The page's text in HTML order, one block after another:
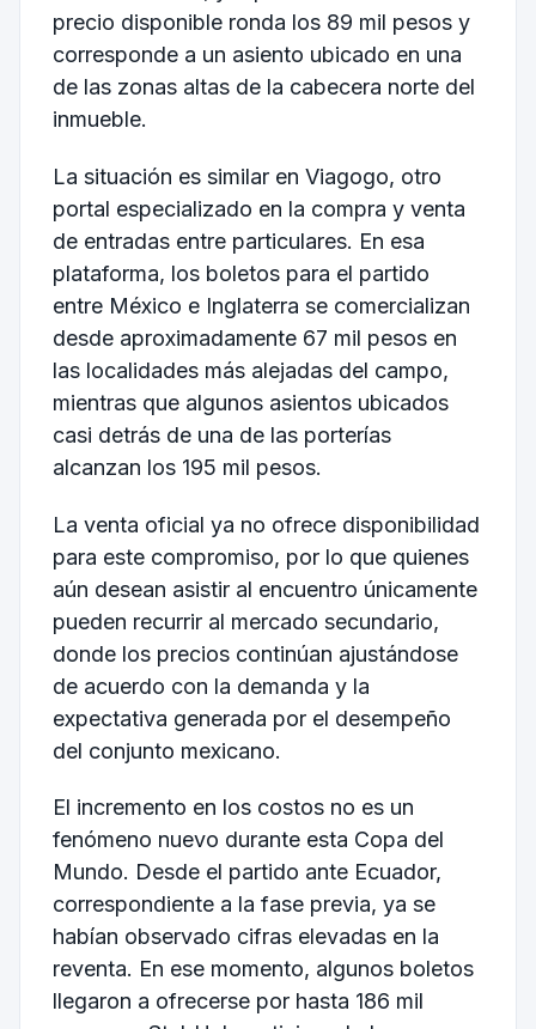
precio disponible ronda los 89 mil pesos y
corresponde a un asiento ubicado en una
de las zonas altas de la cabecera norte del
inmueble.
La situación es similar en Viagogo, otro
portal especializado en la compra y venta
de entradas entre particulares. En esa
plataforma, los boletos para el partido
entre México e Inglaterra se comercializan
desde aproximadamente 67 mil pesos en
las localidades más alejadas del campo,
mientras que algunos asientos ubicados
casi detrás de una de las porterías
alcanzan los 195 mil pesos.
La venta oficial ya no ofrece disponibilidad
para este compromiso, por lo que quienes
aún desean asistir al encuentro únicamente
pueden recurrir al mercado secundario,
donde los precios continúan ajustándose
de acuerdo con la demanda y la
expectativa generada por el desempeño
del conjunto mexicano.
El incremento en los costos no es un
fenómeno nuevo durante esta Copa del
Mundo. Desde el partido ante Ecuador,
correspondiente a la fase previa, ya se
habían observado cifras elevadas en la
reventa. En ese momento, algunos boletos
llegaron a ofrecerse por hasta 186 mil